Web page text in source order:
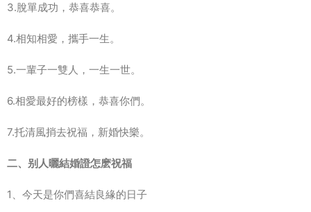
3.脫單成功，恭喜恭喜。
4.相知相愛，攜手一生。
5.一輩子一雙人，一生一世。
6.相愛最好的榜樣，恭喜你們。
7.托清風捎去祝福，新婚快樂。
二、别人曬結婚證怎麽祝福
1、今天是你們喜結良緣的日子